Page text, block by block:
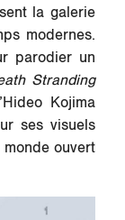
la galerie
modernes.
parodier un
Stranding
Kojima
ses visuels
ouvert